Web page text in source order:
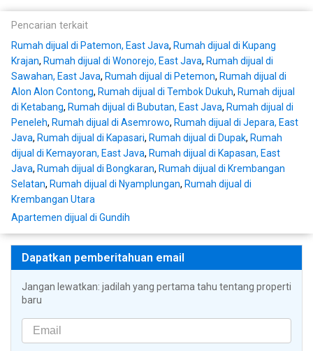
Pencarian terkait
Rumah dijual di Patemon, East Java, Rumah dijual di Kupang
Krajan, Rumah dijual di Wonorejo, East Java, Rumah dijual di
Sawahan, East Java, Rumah dijual di Petemon, Rumah dijual di
Alon Alon Contong, Rumah dijual di Tembok Dukuh, Rumah dijual
di Ketabang, Rumah dijual di Bubutan, East Java, Rumah dijual di
Peneleh, Rumah dijual di Asemrowo, Rumah dijual di Jepara, East
Java, Rumah dijual di Kapasari, Rumah dijual di Dupak, Rumah
dijual di Kemayoran, East Java, Rumah dijual di Kapasan, East
Java, Rumah dijual di Bongkaran, Rumah dijual di Krembangan
Selatan, Rumah dijual di Nyamplungan, Rumah dijual di
Krembangan Utara
Apartemen dijual di Gundih
Dapatkan pemberitahuan email
Jangan lewatkan: jadilah yang pertama tahu tentang properti
baru